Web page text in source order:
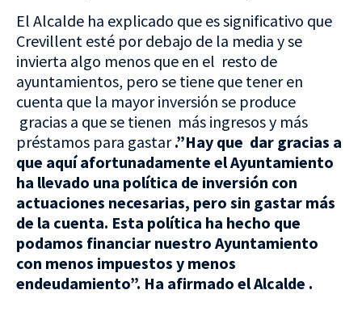
El Alcalde ha explicado que es significativo que
Crevillent esté por debajo de la media y se
invierta algo menos que en el resto de
ayuntamientos, pero se tiene que tener en
cuenta que la mayor inversión se produce
gracias a que se tienen más ingresos y más
préstamos para gastar.”Hay que dar gracias a
que aquí afortunadamente el Ayuntamiento
ha llevado una política de inversión con
actuaciones necesarias, pero sin gastar más
de la cuenta. Esta política ha hecho que
podamos financiar nuestro Ayuntamiento
con menos impuestos y menos
endeudamiento”. Ha afirmado el Alcalde .